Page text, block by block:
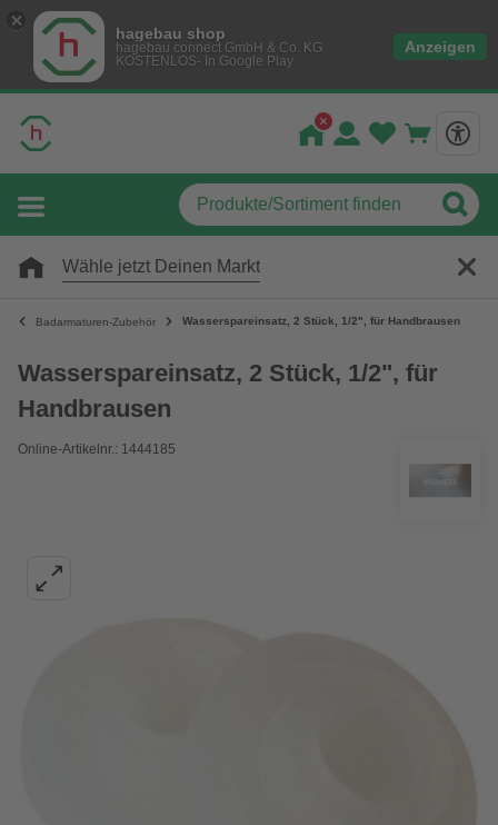
hagebau shop
hagebau connect GmbH & Co. KG
KOSTENLOS- In Google Play
Anzeigen
Wähle jetzt Deinen Markt
Badarmaturen-Zubehör Wasserspareinsatz, 2 Stück, 1/2", für Handbrausen
Wasserspareinsatz, 2 Stück, 1/2", für
Handbrausen
Online-Artikelnr.: 1444185